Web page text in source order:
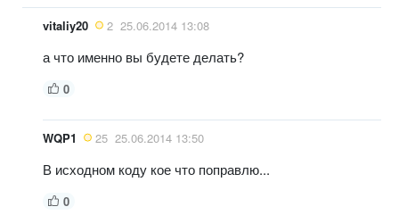
vitaliy20 2 25.06.2014 13:08
а что именно вы будете делать?
0
WQP1 25 25.06.2014 13:50
В исходном коду кое что поправлю...
0